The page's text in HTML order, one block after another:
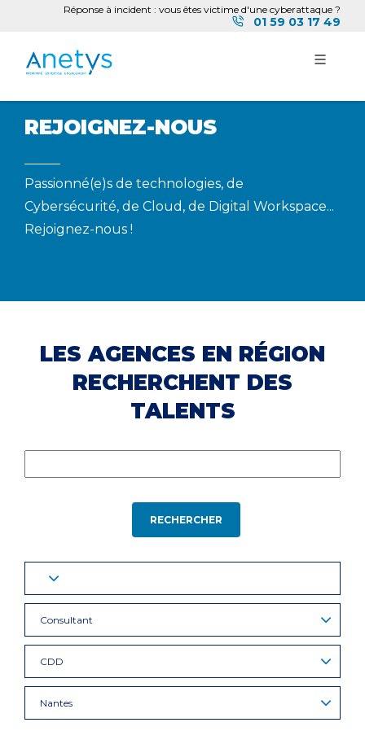
Réponse à incident : vous êtes victime d'une cyberattaque ?
01 59 03 17 49
REJOIGNEZ-NOUS
Passionné(e)s de technologies, de
Cybersécurité, de Cloud, de Digital Workspace...
Rejoignez-nous !
LES AGENCES EN RÉGION
RECHERCHENT DES
TALENTS
RECHERCHER
Consultant
CDD
Nantes